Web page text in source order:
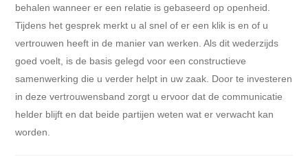
behalen wanneer er een relatie is gebaseerd op openheid.
Tijdens het gesprek merkt u al snel of er een klik is en of u
vertrouwen heeft in de manier van werken. Als dit wederzijds
goed voelt, is de basis gelegd voor een constructieve
samenwerking die u verder helpt in uw zaak. Door te investeren
in deze vertrouwensband zorgt u ervoor dat de communicatie
helder blijft en dat beide partijen weten wat er verwacht kan
worden.